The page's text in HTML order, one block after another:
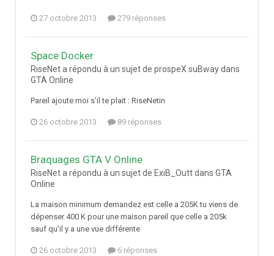
27 octobre 2013 279 réponses
Space Docker
RiseNet a répondu à un sujet de prospeX suBway dans
GTA Online
Pareil ajoute moi s'il te plait : RiseNetin
26 octobre 2013 89 réponses
Braquages GTA V Online
RiseNet a répondu à un sujet de ExiB_Outt dans GTA
Online
La maison minimum demandez est celle a 205K tu viens de
dépenser 400 K pour une maison pareil que celle a 205k
sauf qu'il y a une vue différente
26 octobre 2013 6 réponses